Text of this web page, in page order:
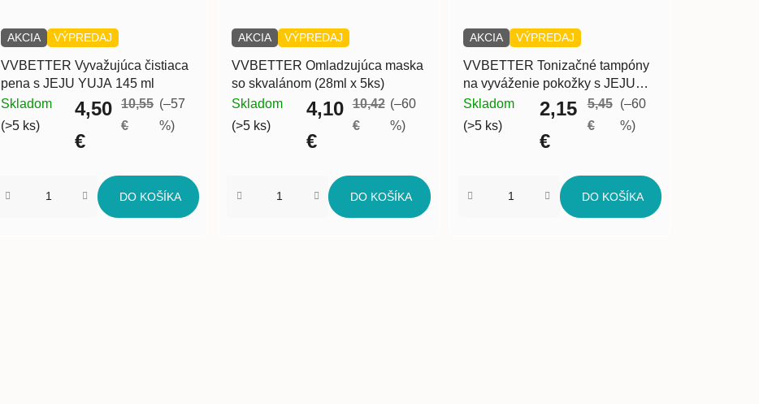
AKCIA VÝPREDAJ
VVBETTER Vyvažujúca čistiaca
pena s JEJU YUJA 145 ml
Skladom
(>5 ks)
4,50
€
10,55
€
(–57
%)
DO KOŠÍKA
AKCIA VÝPREDAJ
VVBETTER Omladzujúca maska
so skvalánom (28ml x 5ks)
Skladom
(>5 ks)
4,10
€
10,42
€
(–60
%)
DO KOŠÍKA
AKCIA VÝPREDAJ
VVBETTER Tonizačné tampóny
na vyváženie pokožky s JEJU
YUJA mini set 5x2 ks
Skladom
(>5 ks)
2,15
€
5,45
€
(–60
%)
DO KOŠÍKA